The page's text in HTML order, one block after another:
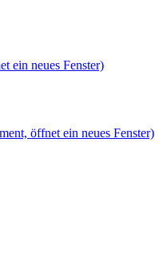
ein neues Fenster)
öffnet ein neues Fenster)